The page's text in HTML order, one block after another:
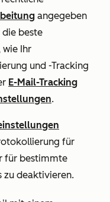
angegeben
die beste
wie Ihr
und -Tracking
E-Mail-Tracking
.
für
für bestimmte
zu deaktivieren.